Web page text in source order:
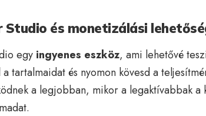
Studio és monetizálási
egy ingyenes eszköz, ami lehetővé
tartalmaidat és nyomon kövesd a
a legjobban, mikor a legaktívabbak a